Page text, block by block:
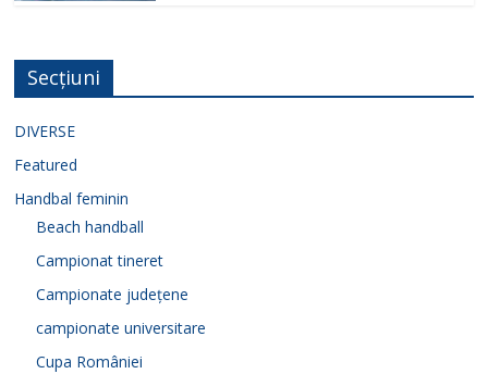
Secțiuni
DIVERSE
Featured
Handbal feminin
Beach handball
Campionat tineret
Campionate județene
campionate universitare
Cupa României